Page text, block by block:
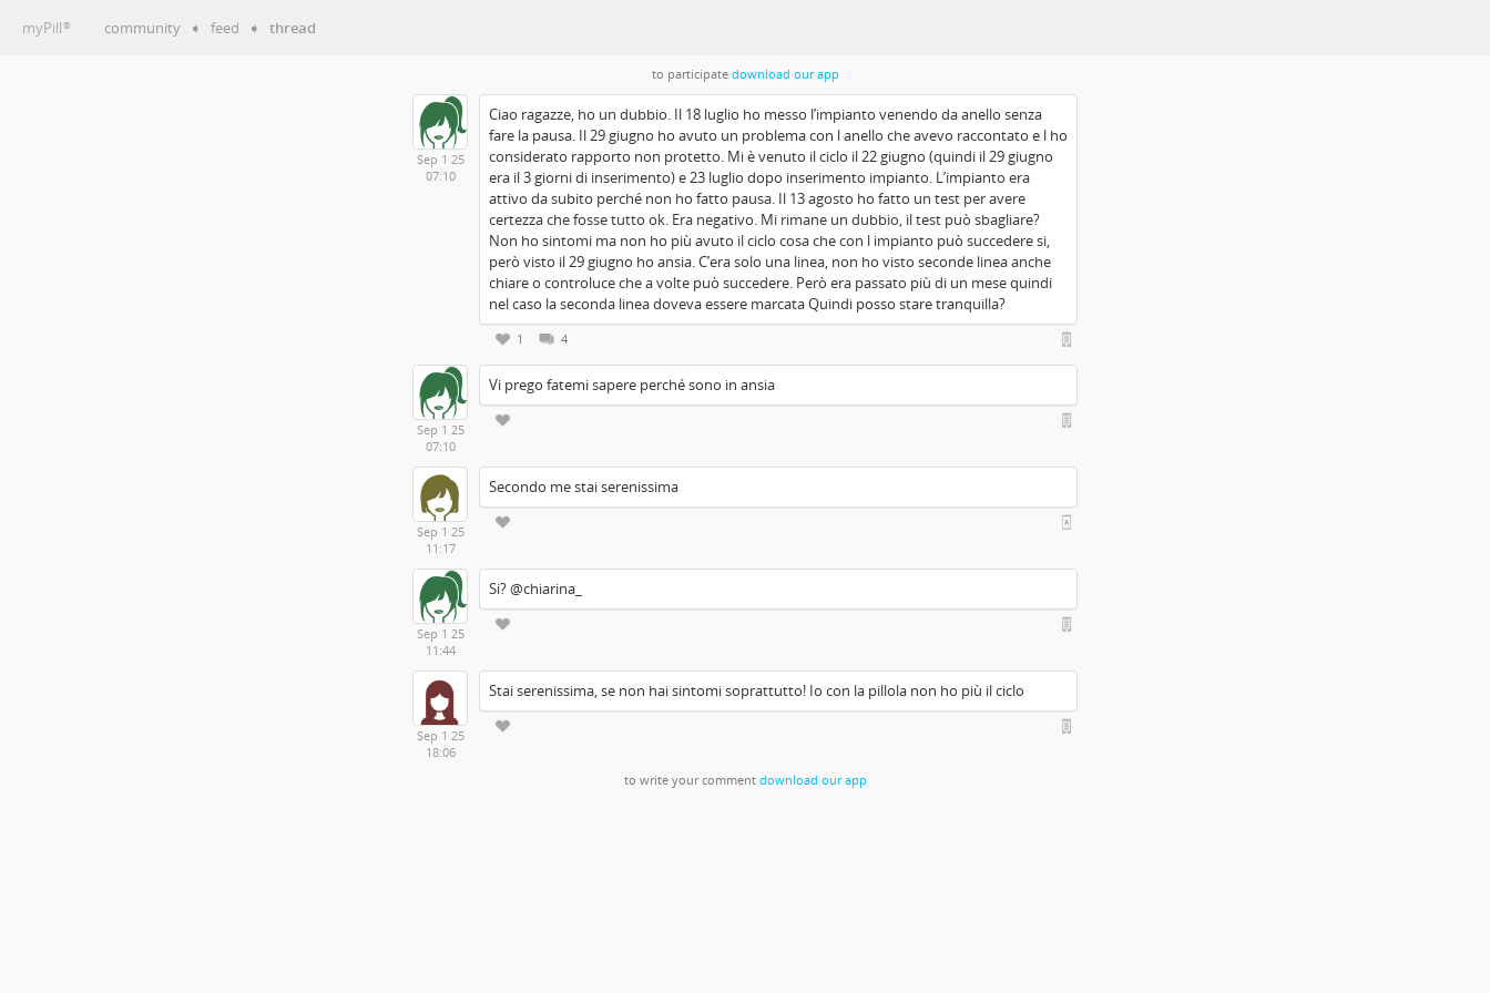
myPill® community ➧ feed ➧ thread
to participate download our app
Sep 1 25
07:10
Ciao ragazze, ho un dubbio. Il 18 luglio ho messo l’impianto venendo da anello senza
fare la pausa. Il 29 giugno ho avuto un problema con l anello che avevo raccontato e l ho
considerato rapporto non protetto. Mi è venuto il ciclo il 22 giugno (quindi il 29 giugno
era il 3 giorni di inserimento) e 23 luglio dopo inserimento impianto. L’impianto era
attivo da subito perché non ho fatto pausa. Il 13 agosto ho fatto un test per avere
certezza che fosse tutto ok. Era negativo. Mi rimane un dubbio, il test può sbagliare?
Non ho sintomi ma non ho più avuto il ciclo cosa che con l impianto può succedere si,
però visto il 29 giugno ho ansia. C’era solo una linea, non ho visto seconde linea anche
chiare o controluce che a volte può succedere. Però era passato più di un mese quindi
nel caso la seconda linea doveva essere marcata Quindi posso stare tranquilla?
1 4
Sep 1 25
07:10
Vi prego fatemi sapere perché sono in ansia
Sep 1 25
11:17
Secondo me stai serenissima
Sep 1 25
11:44
Si? @chiarina_
Sep 1 25
18:06
Stai serenissima, se non hai sintomi soprattutto! Io con la pillola non ho più il ciclo
to write your comment download our app